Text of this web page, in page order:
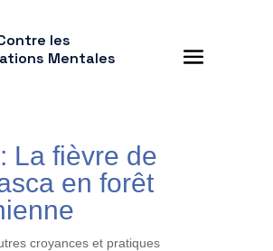
les
Mentales
La fièvre de
en forêt
croyances et pratiques